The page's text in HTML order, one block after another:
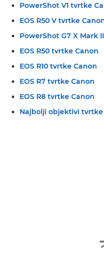
PowerShot V1 tvrtke
EOS R50 V tvrtke
PowerShot G7 X Mark
EOS R50 tvrtke Canon
EOS R10 tvrtke Canon
EOS R7 tvrtke Canon
EOS R8 tvrtke Canon
Najbolji objektivi